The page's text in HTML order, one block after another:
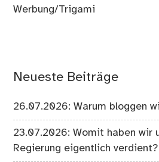
Werbung/Trigami
Neueste Beiträge
26.07.2026: Warum bloggen
23.07.2026: Womit haben wir
Regierung eigentlich verdient?